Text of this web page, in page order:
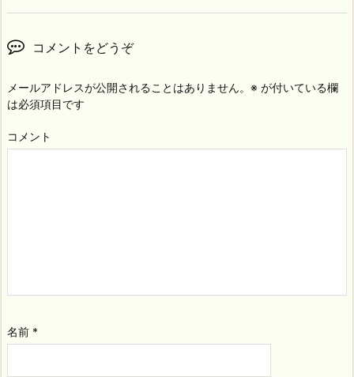
コメントをどうぞ
メールアドレスが公開されることはありません。 ※ が付いている欄
は必須項目です
コメント
名前 *